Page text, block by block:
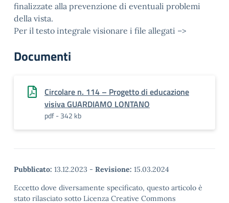
finalizzate alla prevenzione di eventuali problemi
della vista.
Per il testo integrale visionare i file allegati –>
Documenti
Circolare n. 114 – Progetto di educazione
visiva GUARDIAMO LONTANO
pdf - 342 kb
Pubblicato: 13.12.2023 - Revisione: 15.03.2024
Eccetto dove diversamente specificato, questo articolo è
stato rilasciato sotto Licenza Creative Commons